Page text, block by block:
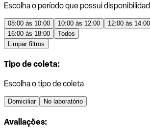
Escolha o período que possui
08:00 às 10:00 10:00 às 12:00 12:00 às 14:00
16:00 às 18:00
Todos
Limpar filtros
Tipo de coleta:
Escolha o tipo de coleta
Domiciliar No laboratório
Avaliações: